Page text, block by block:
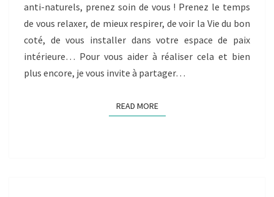
anti-naturels, prenez soin de vous ! Prenez le temps
de vous relaxer, de mieux respirer, de voir la Vie du bon
coté, de vous installer dans votre espace de paix
intérieure… Pour vous aider à réaliser cela et bien
plus encore, je vous invite à partager…
READ MOREREAD MORE